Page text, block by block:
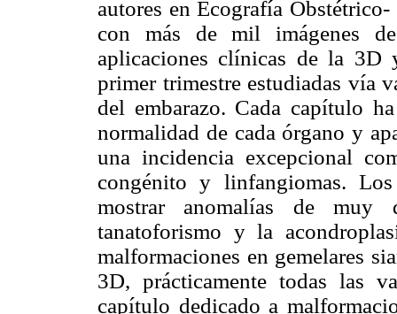
autores en Ecografía
con más de mil imágenes
aplicaciones clínicas de la 3D
primer trimestre estudiadas vía
del embarazo. Cada capítulo
normalidad de cada órgano y
una incidencia excepcional
congénito y linfangiomas.
mostrar anomalías de
tanatoforismo y la
malformaciones en gemelares
3D, prácticamente todas las
capítulo dedicado a